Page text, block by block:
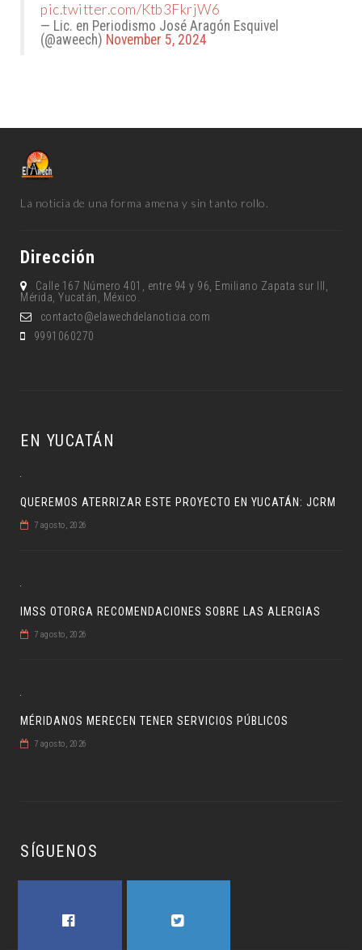
pic.twitter.com/Ktb3FkrjW6
— Lic. en Periodismo José Aragón Esquivel
(@aweech) November 5, 2024
La noticia de una forma amena y sin tanto rollo.
Dirección
Calle 167 Número 401, entre 94 y 96, Emiliano Zapata sur lll,
Mérida, Yucatán, México.
contacto@elawechdelanoticia.com
9991060270
EN YUCATÁN
QUEREMOS ATERRIZAR ESTE PROYECTO EN YUCATÁN: JCRM
7 agosto, 2026
IMSS OTORGA RECOMENDACIONES SOBRE LAS ALERGIAS
7 agosto, 2026
MÉRIDANOS MERECEN TENER SERVICIOS PÚBLICOS
7 agosto, 2026
SÍGUENOS